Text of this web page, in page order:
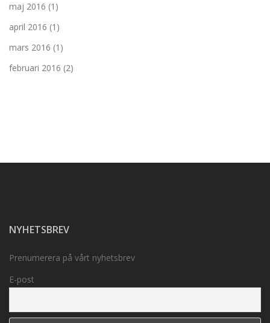
maj 2016 (1)
april 2016 (1)
mars 2016 (1)
februari 2016 (2)
NYHETSBREV
Prenumerera på vårt nyhetsbrev
E-post